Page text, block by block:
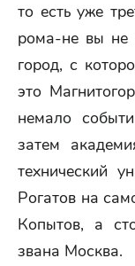
то есть уже
рома-не вы не
город, с
это
немало
затем
технический
Рогатов на
Копытов, а
звана Москва.